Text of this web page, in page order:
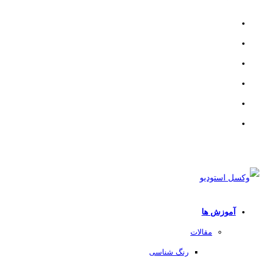
آموزش ها
مقالات
رنگ شناسی